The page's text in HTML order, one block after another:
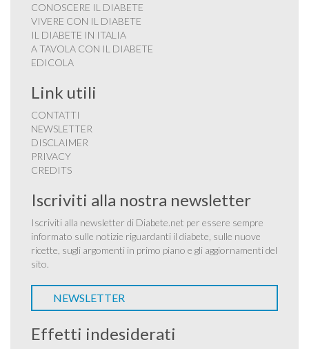
CONOSCERE IL DIABETE
VIVERE CON IL DIABETE
IL DIABETE IN ITALIA
A TAVOLA CON IL DIABETE
EDICOLA
Link utili
CONTATTI
NEWSLETTER
DISCLAIMER
PRIVACY
CREDITS
Iscriviti alla nostra newsletter
Iscriviti alla newsletter di Diabete.net per essere sempre
informato sulle notizie riguardanti il diabete, sulle nuove
ricette, sugli argomenti in primo piano e gli aggiornamenti del
sito.
NEWSLETTER
Effetti indesiderati